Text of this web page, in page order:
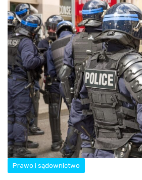
Prawo i sądownictwo